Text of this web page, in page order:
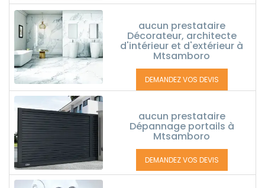
aucun prestataire
Décorateur, architecte
d'intérieur et d'extérieur à
Mtsamboro
DEMANDEZ VOS DEVIS
aucun prestataire
Dépannage portails à
Mtsamboro
DEMANDEZ VOS DEVIS